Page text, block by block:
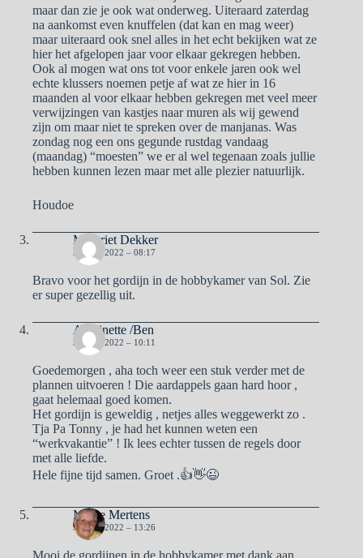
maar dan zie je ook wat onderweg. Uiteraard zaterdag
na aankomst even knuffelen (dat kan en mag weer)
maar uiteraard ook snel alles in het echt bekijken wat ze
hier het afgelopen jaar voor elkaar gekregen hebben.
Ook al mogen wat ons tot voor enkele jaren ook wel
echte klussers noemen petje af wat ze hier in 16
maanden al voor elkaar hebben gekregen met veel meer
verwijzingen van kastjes naar muren als wij gewend
zijn om maar niet te spreken over de manjanas. Was
zondag nog een ons gegunde rustdag vandaag
(maandag) “moesten” we er al wel tegenaan zoals jullie
hebben kunnen lezen maar met alle plezier natuurlijk.
Houdoe
Margriet Dekker
31 MEI 2022 – 08:17
Bravo voor het gordijn in de hobbykamer van Sol. Zie
er super gezellig uit.
Antoinette /Ben
31 MEI 2022 – 10:11
Goedemorgen , aha toch weer een stuk verder met de
plannen uitvoeren ! Die aardappels gaan hard hoor ,
gaat helemaal goed komen.
Het gordijn is geweldig , netjes alles weggewerkt zo .
Tja Pa Tonny , je had het kunnen weten een
“werkvakantie” ! Ik lees echter tussen de regels door
met alle liefde.
Hele fijne tijd samen. Groet .👍👋😉
Mieke Mertens
31 MEI 2022 – 13:26
Mooi de gordijnen in de hobbykamer met dank aan